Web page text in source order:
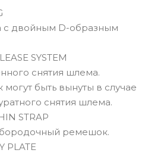
двойным D-образным
SYSTEM
снятия шлема.
быть вынуты в случае
снятия шлема.
STRAP
ремешок.
PLATE